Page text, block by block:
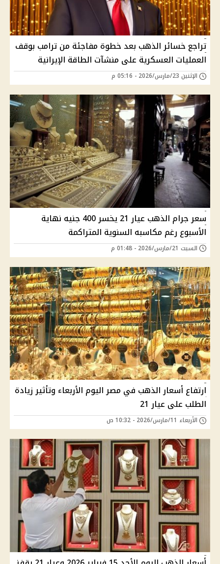
تراجع خسائر الذهب بعد خطوة مفاجئة من ترامب بوقف
العمليات العسكرية على منشآت الطاقة الإيرانية
الإثنين 23/مارس/2026 - 05:16 م
سعر جرام الذهب عيار 21 يخسر 400 جنيه نهاية
الأسبوع رغم مكاسبه السنوية المتراكمة
السبت 21/مارس/2026 - 01:48 م
ارتفاع أسعار الذهب في مصر اليوم الأربعاء وتأثير زيادة
الطلب على عيار 21
الأربعاء 11/مارس/2026 - 10:32 ص